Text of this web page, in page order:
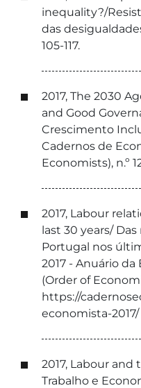
inequality?/
das
105-117.
2017, The 2030
and Good
Crescimento
Cadernos de
Economists), n.º
2017, Labour
last 30 years/
Portugal nos
2017 - Anuário
(Order of
https://
economista-2017/
2017, Labour
Trabalho e